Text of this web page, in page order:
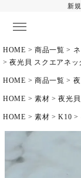
新
Category
HOME 商品一覧
夜光貝 スクエアネッ
HOME 商品一覧
HOME 素材 夜光
HOME 素材 K10